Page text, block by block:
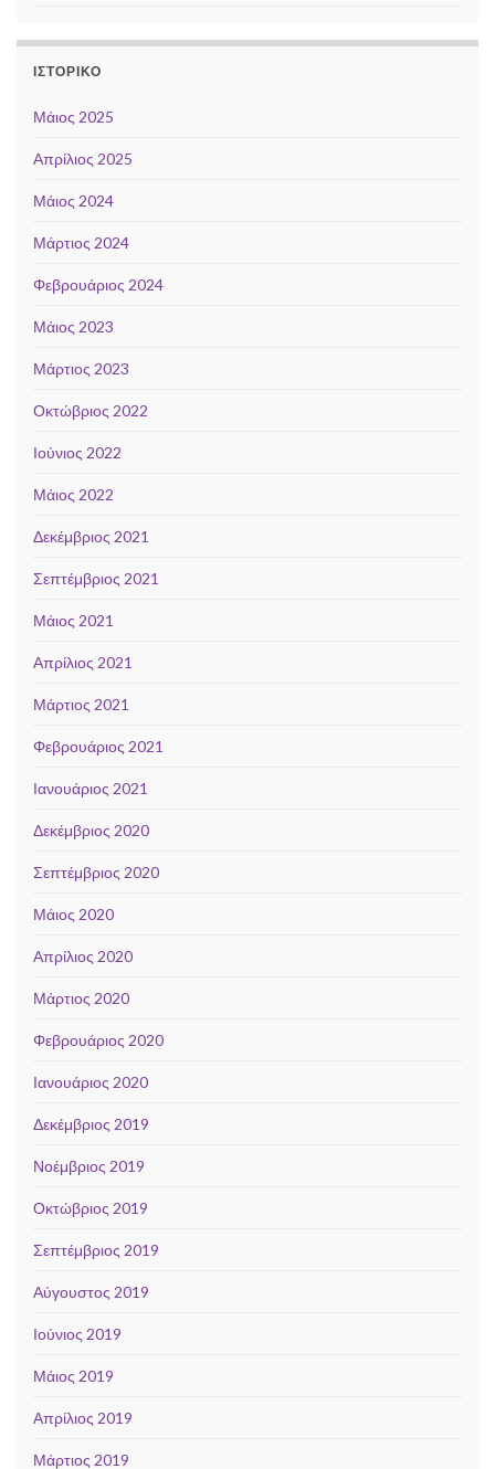
ΙΣΤΟΡΙΚΌ
Μάιος 2025
Απρίλιος 2025
Μάιος 2024
Μάρτιος 2024
Φεβρουάριος 2024
Μάιος 2023
Μάρτιος 2023
Οκτώβριος 2022
Ιούνιος 2022
Μάιος 2022
Δεκέμβριος 2021
Σεπτέμβριος 2021
Μάιος 2021
Απρίλιος 2021
Μάρτιος 2021
Φεβρουάριος 2021
Ιανουάριος 2021
Δεκέμβριος 2020
Σεπτέμβριος 2020
Μάιος 2020
Απρίλιος 2020
Μάρτιος 2020
Φεβρουάριος 2020
Ιανουάριος 2020
Δεκέμβριος 2019
Νοέμβριος 2019
Οκτώβριος 2019
Σεπτέμβριος 2019
Αύγουστος 2019
Ιούνιος 2019
Μάιος 2019
Απρίλιος 2019
Μάρτιος 2019